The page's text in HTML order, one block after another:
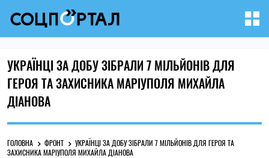
УКРАЇНЦІ ЗА ДОБУ ЗІБРАЛИ 7 МІЛЬЙОНІВ ДЛЯ
ГЕРОЯ ТА ЗАХИСНИКА МАРІУПОЛЯ МИХАЙЛА
ДІАНОВА
ГОЛОВНА ФРОНТ
УКРАЇНЦІ ЗА ДОБУ ЗІБРАЛИ 7 МІЛЬЙОНІВ ДЛЯ ГЕРОЯ ТА
ЗАХИСНИКА МАРІУПОЛЯ МИХАЙЛА ДІАНОВА